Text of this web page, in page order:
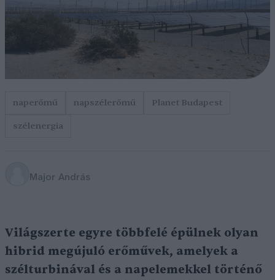
naperőmű napszélerőmű
Planet Budapest
szélenergia
Major András
Világszerte egyre többfelé épülnek olyan
hibrid megújuló erőművek, amelyek a
szélturbinával és a napelemekkel történő